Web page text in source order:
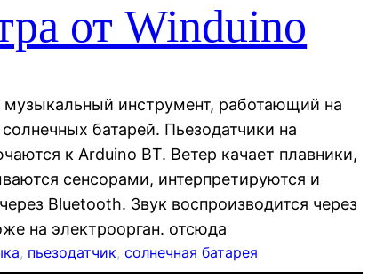
от Winduino
инструмент, работающий на
батарей. Пьезодатчики на
к Arduino BT. Ветер качает плавники,
сенсорами, интерпретируются и
Bluetooth. Звук воспроизводится через
на электроорган. отсюда
, пьезодатчик, солнечная батарея